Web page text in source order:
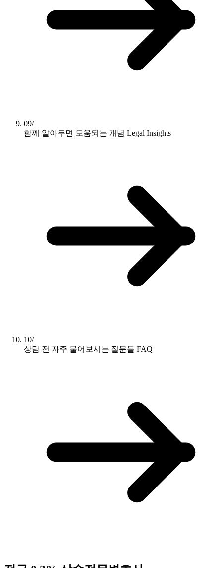
09/
함께 알아두면 도움되는 개념 Legal Insights
10/
상담 전 자주 물어보시는 질문들 FAQ